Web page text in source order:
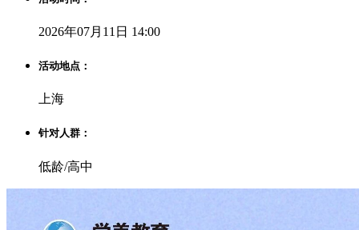
2026年07月11日 14:00
活动地点：
上海
针对人群：
低龄/高中